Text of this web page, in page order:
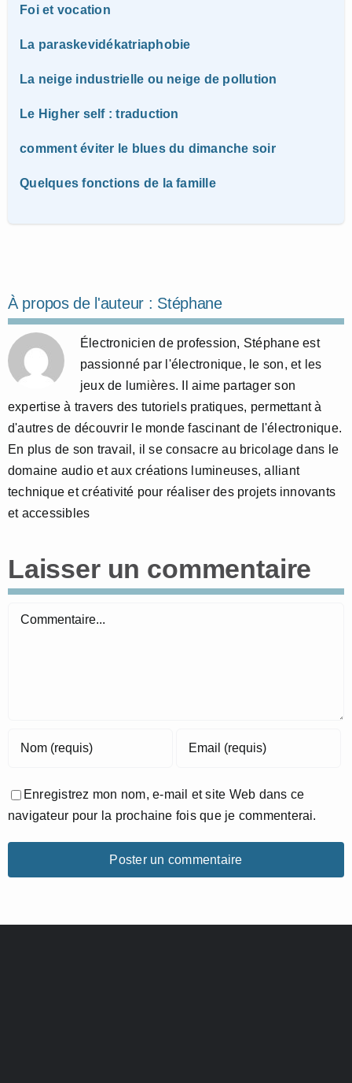
Foi et vocation
La paraskevidékatriaphobie
La neige industrielle ou neige de pollution
Le Higher self : traduction
comment éviter le blues du dimanche soir
Quelques fonctions de la famille
À propos de l'auteur : Stéphane
Électronicien de profession, Stéphane est
passionné par l'électronique, le son, et les
jeux de lumières. Il aime partager son
expertise à travers des tutoriels pratiques, permettant à
d'autres de découvrir le monde fascinant de l'électronique.
En plus de son travail, il se consacre au bricolage dans le
domaine audio et aux créations lumineuses, alliant
technique et créativité pour réaliser des projets innovants
et accessibles
Laisser un commentaire
Commentaire
Enregistrez mon nom, e-mail et site Web dans ce
navigateur pour la prochaine fois que je commenterai.